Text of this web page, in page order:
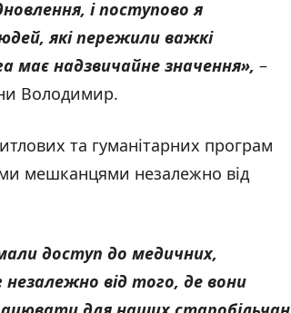
і поступово я
які пережили важкі
має надзвичайне значення», –
Володимир.
та гуманітарних програм
мешканцями незалежно від
доступ до медичних,
незалежно від того, де вони